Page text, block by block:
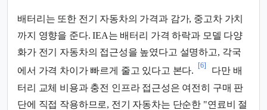
배터리는 또한 전기 자동차의 가격과 감가, 중고차 가치
까지 영향을 준다. IEA는 배터리 가격 하락과 모델 다양
화가 전기 자동차의 접근성을 높였다고 설명하고, 각국
에서 가격 차이가 빠르게 줄고 있다고 본다.
[6]
다만 배
터리 교체 비용과 충전 인프라 접근성은 여전히 구매 판
단에 직접 작용하므로, 전기 자동차는 단순한 "연료비 절